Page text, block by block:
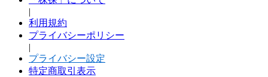
|
利用規約
プライバシーポリシー
|
プライバシー設定
特定商取引表示